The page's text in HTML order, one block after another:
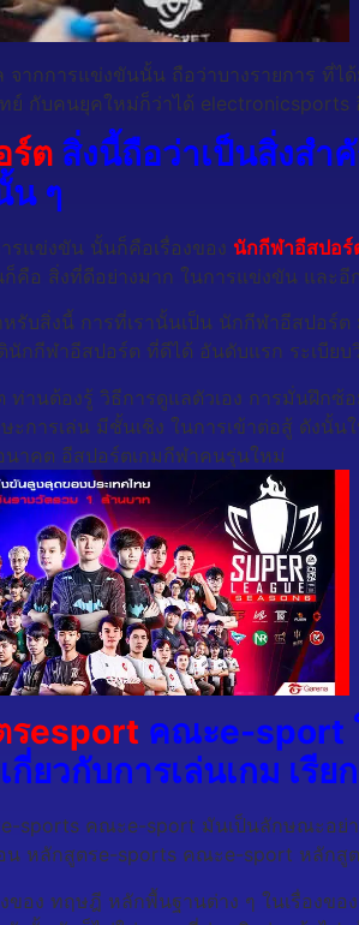
จากการแข่งขันนั้น ถือว่าบางรายการ
กับคนยุคใหม่ก็ว่าได้
ร์ต สิ่งนี้ถือว่าเป็นสิ่งสำ
น ๆ
รแข่งขัน นั้นก็คือเรื่องของ นักกีฬาอีสปอร์
อ สิ่งที่ดีอย่างมาก ในการแข่งขัน และ
สิ่งนี้ การที่เรานั้นเป็น นักกีฬาอีสปอร์ต
กกีฬาอีสปอร์ต ที่ดีได้ อันดับแรก ระเบีย
นต้องรู้ วิธีการดูแลตัวเอง การมั่นฝึกซ้
ารเล่น มีชั้นเชิง ในการเข้าต่อสู้ ดังนั้นใ
าคต อีสปอร์ตเกมกีฬาคนรุ่นใหม่
รesport คณะe-sport
ยวกับการเล่นเกม เรี
sports คณะe-sport มันเป็นลักษณะอย่
น หลักสูตรe-sports คณะe-sport หลักสู
ของ ทฤษฎี หลักพื้นฐานต่าง ๆ ในเรื่องข